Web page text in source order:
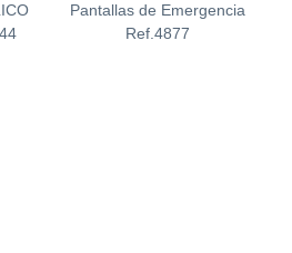
Pantallas de Emergencia
Ref.4877